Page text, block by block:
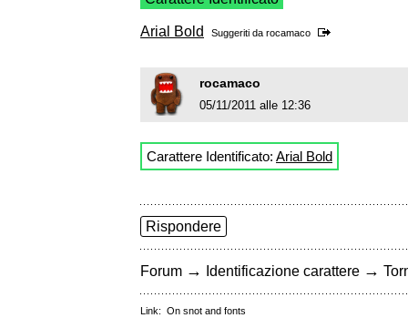
Arial Bold Suggeriti da rocamaco
rocamaco
05/11/2011 alle 12:36
Carattere Identificato: Arial Bold
Rispondere
Forum → Identificazione carattere →
Link: On snot and fonts